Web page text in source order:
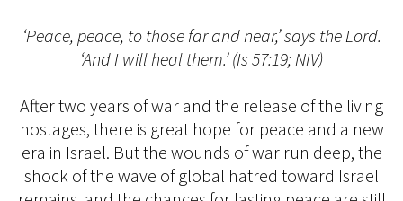
‘Peace, peace, to those far and near,’ says the Lord.
‘And I will heal them.’ (Is 57:19; NIV)
After two years of war and the release of the living
hostages, there is great hope for peace and a new
era in Israel. But the wounds of war run deep, the
shock of the wave of global hatred toward Israel